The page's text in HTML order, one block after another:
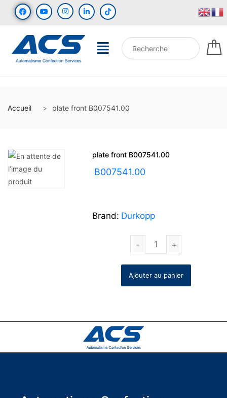
Accueil plate front B007541.00
plate front B007541.00
B007541.00
Brand: Durkopp
Ajouter au panier